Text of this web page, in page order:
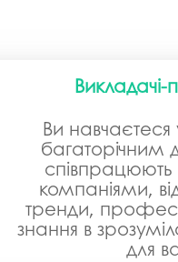
Викладачі-
Ви навчаєтеся
багаторічним
компаніями,
тренди,
знання в
для